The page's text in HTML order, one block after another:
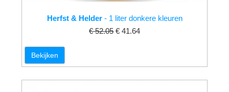
Herfst & Helder- 1 liter donkere kleuren
€ 52.05 € 41.64
Bekijken